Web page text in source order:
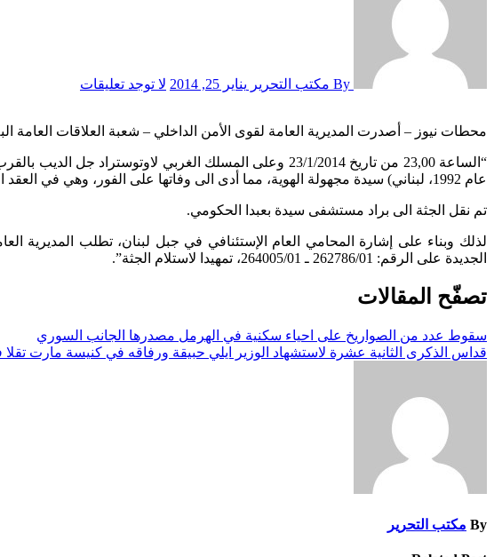
يناير 25, 2014 لا توجد تعليقات
محطات نيوز – أصدرت المديرية العامة لقوى الأمن الداخلي – شعبة العلاقات العامة
عام 1992، لبناني) سيدة مجهولة الهوية، مما أدى الى وفاتها على الفور، وهي في العقد السادس من العمر، معتدلة البنية، شعرها أشيب، ترتدي سروالا وكنزة لون أسود وجاكيت صوف لون ليلكي.
تم نقل الجثة الى براد مستشفى سيدة بعبدا الحكومي.
لذلك وبناء على إشارة المحامي العام الإستئنافي في جبل لبنان، تطلب المديرية
الجديدة على الرقم: 262786/01 ـ 264005/01، تمهيدا لاستلام الجثة”.
تصفّح المقالات
سقوط عدد من الصواريخ على احياء سكنية في الهرمل مصدرها الجانب السوري
قداس الذكرى الثانية عشرة لاستشهاد الوزير ايلي حبيقة ورفاقه في كنيسة مارت تقلا
By مكتب التحرير